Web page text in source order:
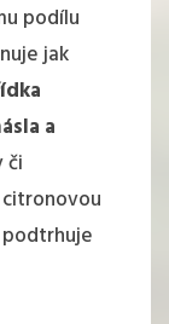
podílu
jak
a
či